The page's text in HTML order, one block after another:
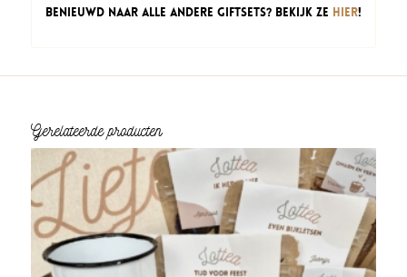
Benieuwd naar alle andere Giftsets? Bekijk ze hier!
Gerelateerde producten